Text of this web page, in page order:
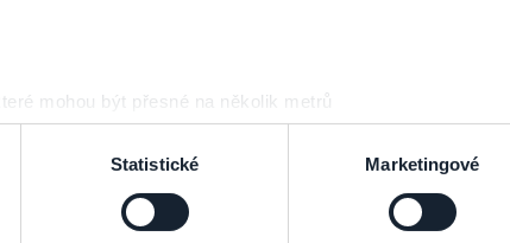
mohou být přesné na několik metrů
pro konkrétní charakteristiky (otisk prstu)
nastavte si předvolby v
části s podrobnostmi. Svůj souhlas
cookie.
Statistické Marketingové